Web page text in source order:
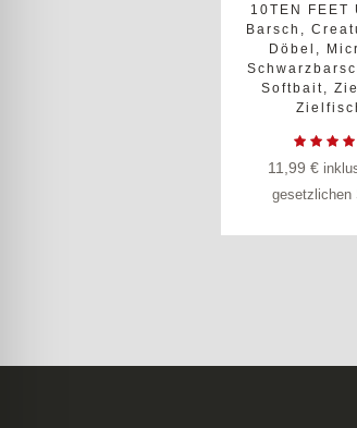
10TEN FEET
Barsch
,
Döbel
Softbait
,
11,99 €
gesetzlichen